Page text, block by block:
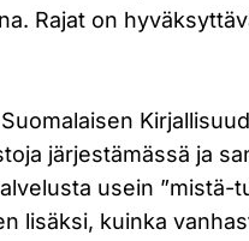
Rajat on
järjestämässä ja
usein
lisäksi, kuinka